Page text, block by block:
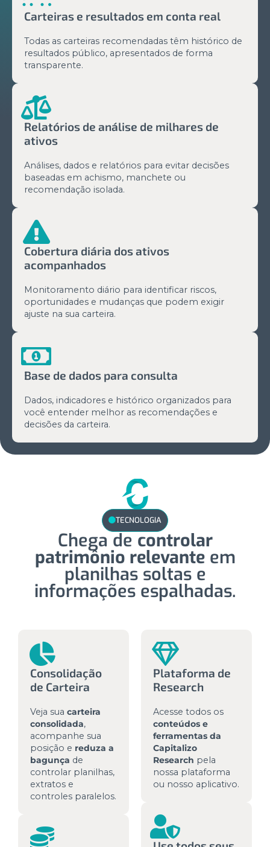
Carteiras e resultados em conta real
Todas as carteiras recomendadas têm histórico de
resultados público, apresentados de forma
transparente.
Relatórios de análise de milhares de
ativos
Análises, dados e relatórios para evitar decisões
baseadas em achismo, manchete ou
recomendação isolada.
Cobertura diária dos ativos
acompanhados
Monitoramento diário para identificar riscos,
oportunidades e mudanças que podem exigir
ajuste na sua carteira.
Base de dados para consulta
Dados, indicadores e histórico organizados para
você entender melhor as recomendações e
decisões da carteira.
TECNOLOGIA
Chega de controlar
patrimônio relevanteem
planilhas soltas e
informações espalhadas.
Consolidação
de Carteira
Veja sua carteira
consolidada,
acompanhe sua
posição e reduza a
bagunça de
controlar planilhas,
extratos e
controles paralelos.
Plataforma de
Research
Acesse todos os
conteúdos e
ferramentas da
Capitalizo
Research pela
nossa plataforma
ou nosso aplicativo.